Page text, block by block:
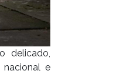
delicado,
e